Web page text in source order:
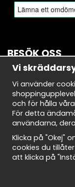
BESÖK OSS
Bryggerivägen 10
168 67 Bromma
Öppettider:
Måndag-torsdag:
Fredag: 10-18
Lördag: 10-18
Söndag: 10-18
Vi
Vi använder
och för hålla
För detta
användarna,
Klicka på "Okej"
cookies du
att klicka på